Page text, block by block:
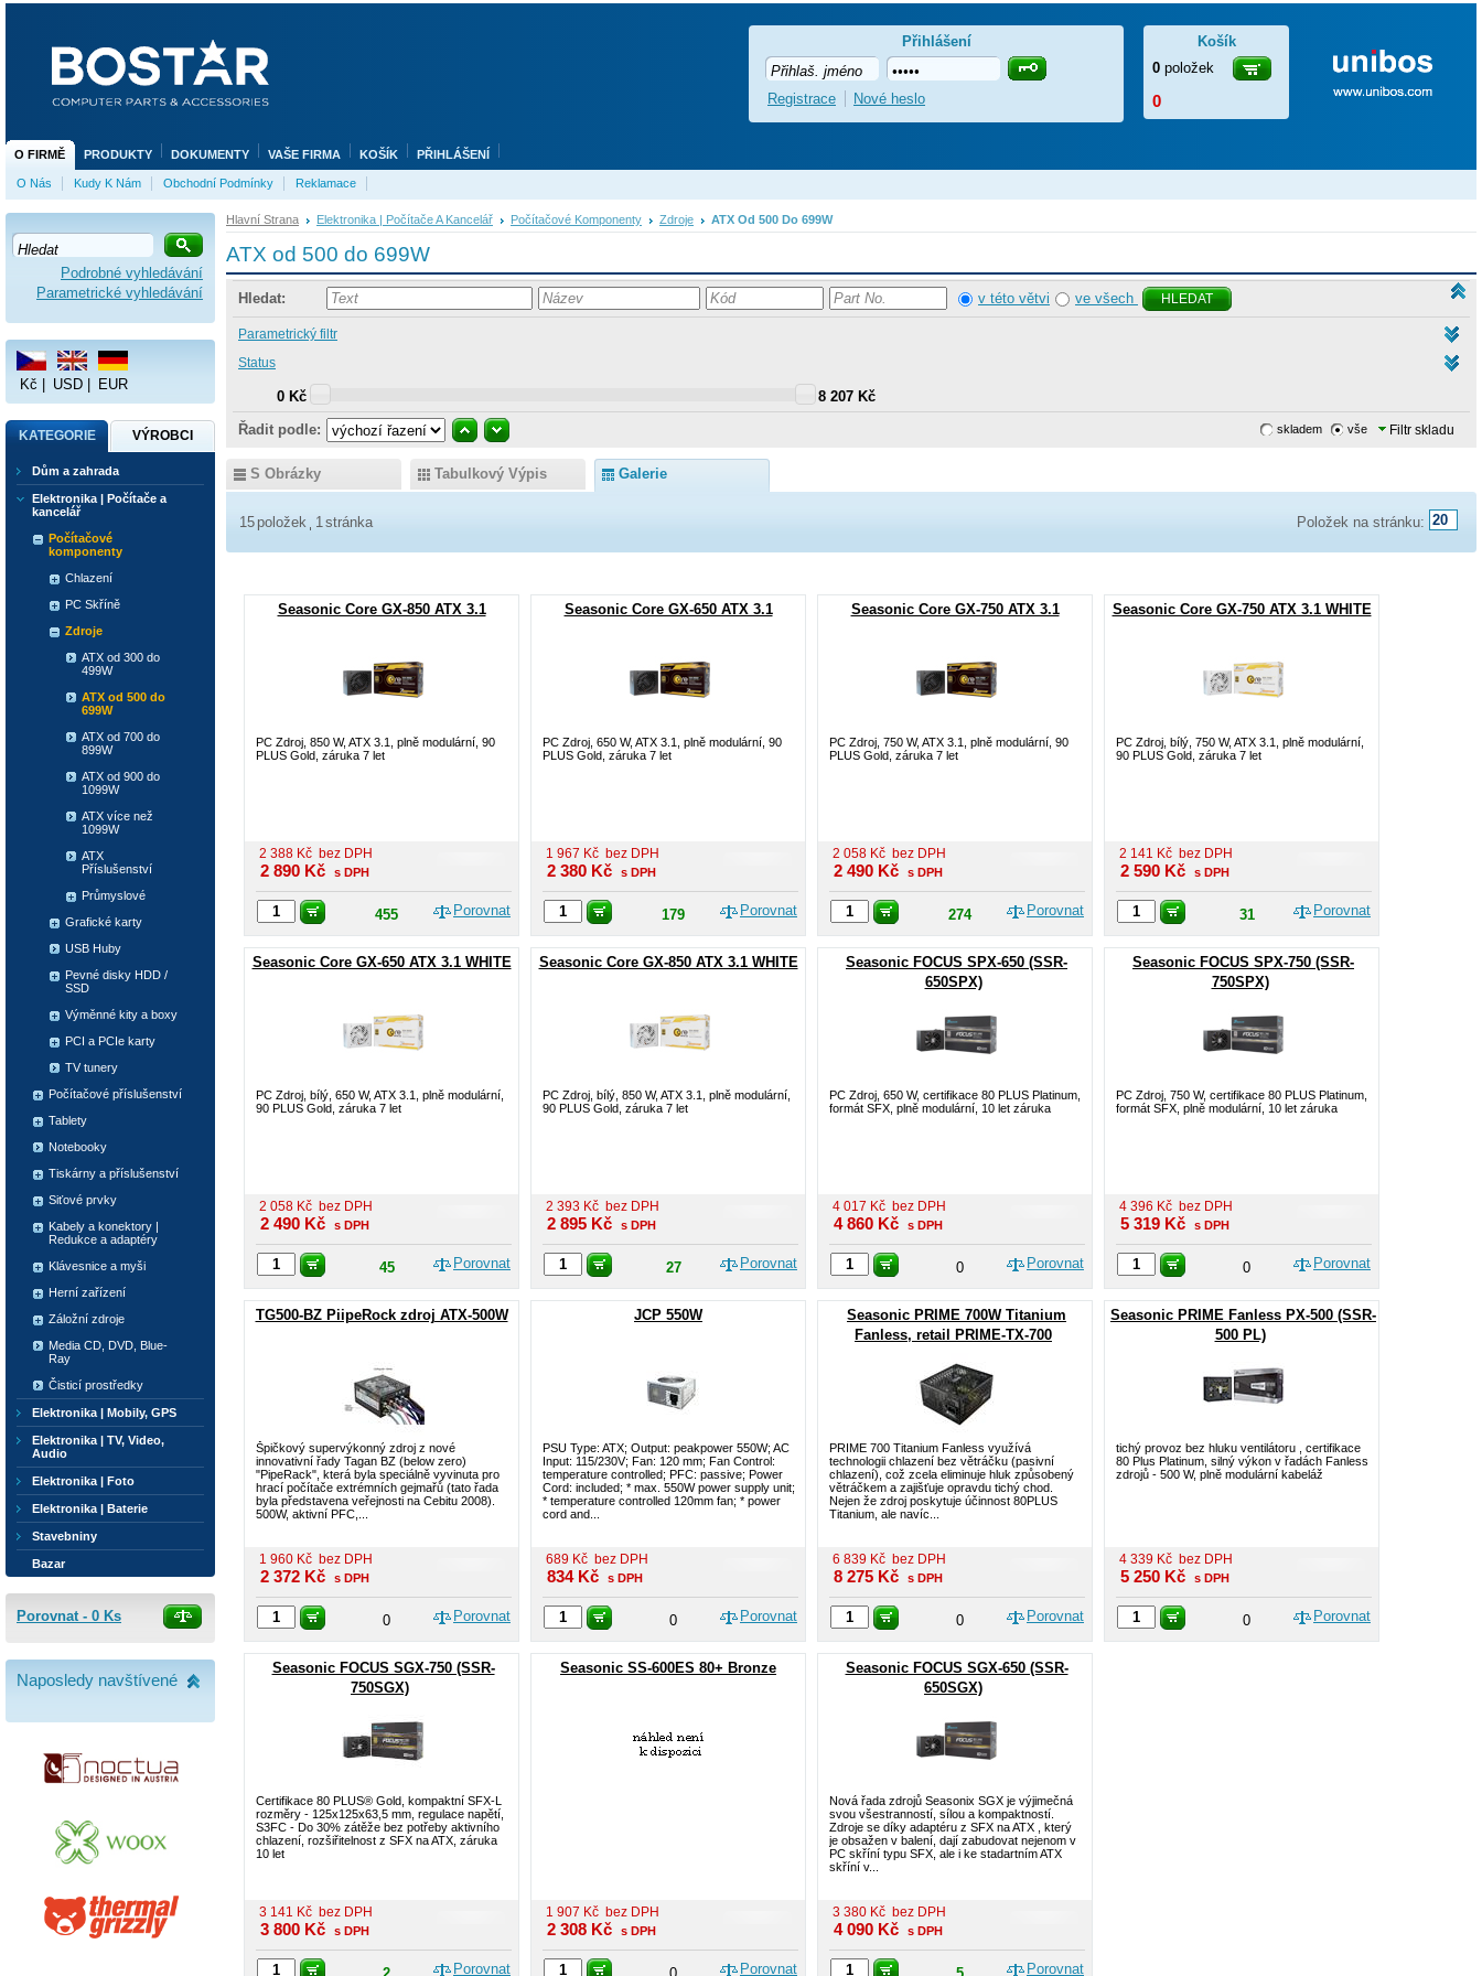
Hlavní Strana Elektronika | Počítače A Kancelář Počítačové Komponenty Zdroje ATX Od 500 Do 699W
ATX od 500 do 699W
Hledat: v této větvi ve všech HLEDAT
Parametrický filtr
Status
0 Kč
8 207 Kč
Řadit podle:
Filtr skladu
skladem vše
S Obrázky Tabulkový Výpis Galerie
Položek na stránku:
15 položek 1stránka
Seasonic Core GX-850 ATX 3.1
PC Zdroj, 850 W, ATX 3.1, plně modulární, 90
PLUS Gold, záruka 7 let
2 388 Kč bez DPH
2 890 Kč s DPH
Porovnat
455
Seasonic Core GX-650 ATX 3.1
PC Zdroj, 650 W, ATX 3.1, plně modulární, 90
PLUS Gold, záruka 7 let
1 967 Kč bez DPH
2 380 Kč s DPH
Porovnat
179
Seasonic Core GX-750 ATX 3.1
PC Zdroj, 750 W, ATX 3.1, plně modulární, 90
PLUS Gold, záruka 7 let
2 058 Kč bez DPH
2 490 Kč s DPH
Porovnat
274
Seasonic Core GX-750 ATX 3.1 WHITE
PC Zdroj, bílý, 750 W, ATX 3.1, plně modulární,
90 PLUS Gold, záruka 7 let
2 141 Kč bez DPH
2 590 Kč s DPH
Porovnat
31
Seasonic Core GX-650 ATX 3.1 WHITE
PC Zdroj, bílý, 650 W, ATX 3.1, plně modulární,
90 PLUS Gold, záruka 7 let
2 058 Kč bez DPH
2 490 Kč s DPH
Porovnat
45
Seasonic Core GX-850 ATX 3.1 WHITE
PC Zdroj, bílý, 850 W, ATX 3.1, plně modulární,
90 PLUS Gold, záruka 7 let
2 393 Kč bez DPH
2 895 Kč s DPH
Porovnat
27
Seasonic FOCUS SPX-650 (SSR-
650SPX)
PC Zdroj, 650 W, certifikace 80 PLUS Platinum,
formát SFX, plně modulární, 10 let záruka
4 017 Kč bez DPH
4 860 Kč s DPH
Porovnat
0
Seasonic FOCUS SPX-750 (SSR-
750SPX)
PC Zdroj, 750 W, certifikace 80 PLUS Platinum,
formát SFX, plně modulární, 10 let záruka
4 396 Kč bez DPH
5 319 Kč s DPH
Porovnat
0
TG500-BZ PiipeRock zdroj ATX-500W
Špičkový supervýkonný zdroj z nové
innovativní řady Tagan BZ (below zero)
"PipeRack", která byla speciálně vyvinuta pro
hrací počítače extrémních gejmařů (tato řada
byla představena veřejnosti na Cebitu 2008).
500W, aktivní PFC,...
1 960 Kč bez DPH
2 372 Kč s DPH
Porovnat
0
JCP 550W
PSU Type: ATX; Output: peakpower 550W; AC
Input: 115/230V; Fan: 120 mm; Fan Control:
temperature controlled; PFC: passive; Power
Cord: included; * max. 550W power supply unit;
* temperature controlled 120mm fan; * power
cord and...
689 Kč bez DPH
834 Kč s DPH
Porovnat
0
Seasonic PRIME 700W Titanium
Fanless, retail PRIME-TX-700
PRIME 700 Titanium Fanless využívá
technologii chlazení bez větráčku (pasivní
chlazení), což zcela eliminuje hluk způsobený
větráčkem a zajišťuje opravdu tichý chod.
Nejen že zdroj poskytuje účinnost 80PLUS
Titanium, ale navíc...
6 839 Kč bez DPH
8 275 Kč s DPH
Porovnat
0
Seasonic PRIME Fanless PX-500 (SSR-
500 PL)
tichý provoz bez hluku ventilátoru , certifikace
80 Plus Platinum, silný výkon v řadách Fanless
zdrojů - 500 W, plně modulární kabeláž
4 339 Kč bez DPH
5 250 Kč s DPH
Porovnat
0
Seasonic FOCUS SGX-750 (SSR-
750SGX)
Certifikace 80 PLUS® Gold, kompaktní SFX-L
rozměry - 125x125x63,5 mm, regulace napětí,
S3FC - Do 30% zátěže bez potřeby aktivního
chlazení, rozšiřitelnost z SFX na ATX, záruka
10 let
3 141 Kč bez DPH
3 800 Kč s DPH
Porovnat
Seasonic SS-600ES 80+ Bronze
1 907 Kč bez DPH
2 308 Kč s DPH
Porovnat
Seasonic FOCUS SGX-650 (SSR-
650SGX)
Nová řada zdrojů Seasonix SGX je výjimečná
svou všestranností, sílou a kompaktností.
Zdroje se díky adaptéru z SFX na ATX , který
je obsažen v balení, dají zabudovat nejenom v
PC skříní typu SFX, ale i ke stadartním ATX
skříní v...
3 380 Kč bez DPH
4 090 Kč s DPH
Porovnat
Podrobné vyhledávání
Parametrické vyhledávání
Kč USD EUR
KATEGORIE VÝROBCI
Dům a zahrada
Elektronika | Počítače a
kancelář
Počítačové
komponenty
Chlazení
PC Skříně
Zdroje
ATX od 300 do
499W
ATX od 500 do
699W
ATX od 700 do
899W
ATX od 900 do
1099W
ATX více než
1099W
ATX
Příslušenství
Průmyslové
Grafické karty
USB Huby
Pevné disky HDD /
SSD
Výměnné kity a boxy
PCI a PCIe karty
TV tunery
Počítačové příslušenství
Tablety
Notebooky
Tiskárny a příslušenství
Siťové prvky
Kabely a konektory |
Redukce a adaptéry
Klávesnice a myši
Herní zařízení
Záložní zdroje
Media CD, DVD, Blue-
Ray
Čisticí prostředky
Elektronika | Mobily, GPS
Elektronika | TV, Video,
Audio
Elektronika | Foto
Elektronika | Baterie
Stavebniny
Bazar
Porovnat - 0 Ks
Naposledy navštívené
O FIRMĚ PRODUKTY DOKUMENTY VAŠE FIRMA KOŠÍK PŘIHLÁŠENÍ
O Nás Kudy K Nám Obchodní Podmínky Reklamace
Košík
0 položek
0
Přihlášení
Registrace Nové heslo